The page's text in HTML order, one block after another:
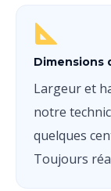
Dimensions
Largeur et
notre
quelques
Toujours